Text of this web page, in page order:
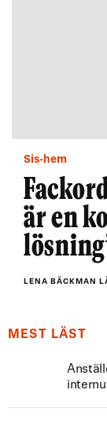
Sis-hem
är en
LENA BÄCKMAN
MEST LÄST